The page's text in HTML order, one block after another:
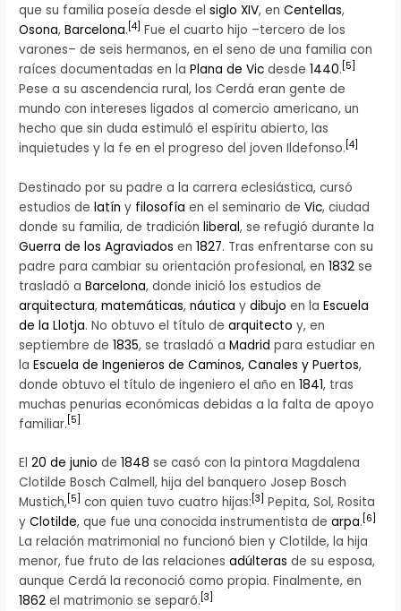
que su familia poseía desde elsiglo XIV, enCentellas,
Osona,Barcelona. [4] Fue el cuarto hijo –tercero de los
varones– de seis hermanos, en el seno de una familia con
raíces documentadas en laPlana de Vic desde1440. [5]
Pese a su ascendencia rural, los Cerdá eran gente de
mundo con intereses ligados al comercio americano, un
hecho que sin duda estimuló el espíritu abierto, las
inquietudes y la fe en el progreso del joven Ildefonso. [4]
Destinado por su padre a la carrera eclesiástica, cursó
estudios delatín y filosofía en el seminario deVic, ciudad
donde su familia, de tradiciónliberal, se refugió durante la
Guerra de los Agraviados en1827. Tras enfrentarse con su
padre para cambiar su orientación profesional, en1832 se
trasladó aBarcelona, donde inició los estudios de
arquitectura,matemáticas,náutica ydibujo en laEscuela
de la Llotja. No obtuvo el título dearquitecto y, en
septiembre de1835, se trasladó aMadrid para estudiar en
laEscuela de Ingenieros de Caminos, Canales y Puertos,
donde obtuvo el título de ingeniero el año en1841, tras
muchas penurias económicas debidas a la falta de apoyo
familiar. 5
El20 de junio de1848 se casó con la pintora Magdalena
Clotilde Bosch Calmell, hija del banquero Josep Bosch
Mustich, 5 con quien tuvo cuatro hijas: [3 Pepita, Sol, Rosita
yClotilde, que fue una conocida instrumentista dearpa. 6
La relación matrimonial no funcionó bien y Clotilde, la hija
menor, fue fruto de las relacionesadúlteras de su esposa,
aunque Cerdá la reconoció como propia. Finalmente, en
1862 el matrimonio se separó. [3